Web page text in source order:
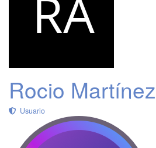
Rocio
Usuario